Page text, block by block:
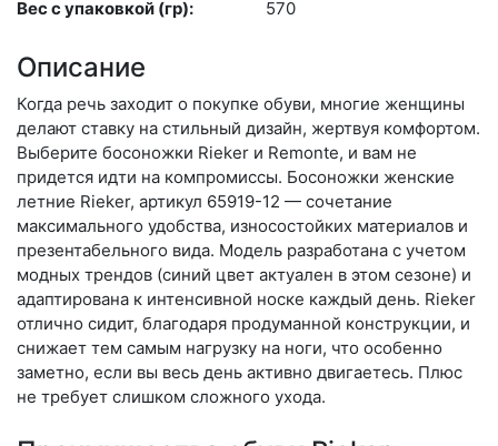
Вес с упаковкой (гр):
570
Описание
Когда речь заходит о покупке обуви, многие женщины
делают ставку на стильный дизайн, жертвуя комфортом.
Выберите бо­сонож­ки Rieker и Remonte, и вам не
придется идти на компромиссы. Босоножки женские
летние Rieker, артикул 65919-12 — сочетание
максимального удобства, износостойких материалов и
презентабельного вида. Модель разработана с учетом
модных трендов (си­ний цвет актуален в этом сезоне) и
адаптирована к интенсивной носке каждый день. Ri­eker
отлично сидит, благодаря продуманной конструкции, и
снижает тем самым нагрузку на ноги, что особенно
заметно, если вы весь день активно двигаетесь. Плюс
не требует слишком сложного ухода.